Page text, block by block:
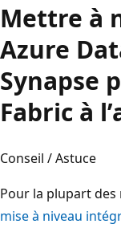
Mettre à
Azure
Synapse
Fabric à
Conseil / Astuce
Pour la plupart
mise à niveau